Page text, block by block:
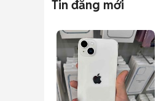
Tin đăng mới